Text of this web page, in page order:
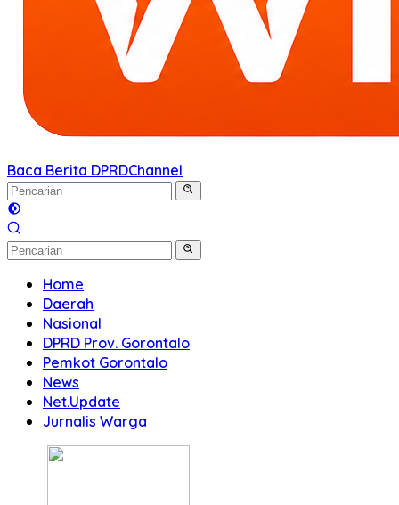
Baca Berita DPRDChannel
Home
Daerah
Nasional
DPRD Prov. Gorontalo
Pemkot Gorontalo
News
Net.Update
Jurnalis Warga